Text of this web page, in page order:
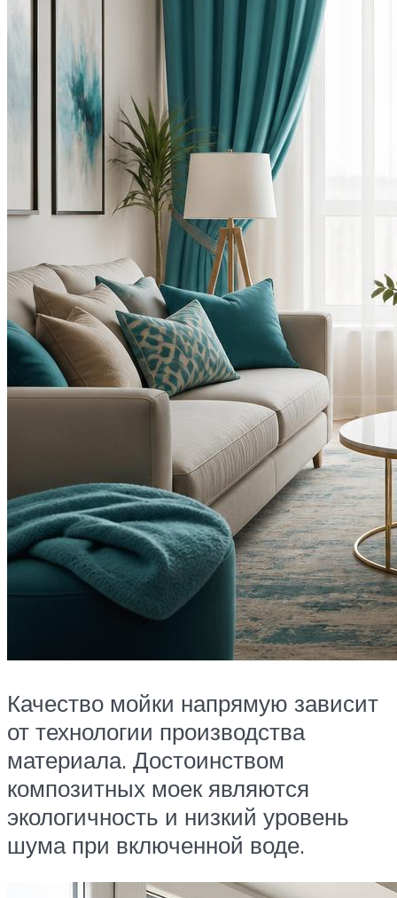
Качество мойки напрямую зависит
от технологии производства
материала. Достоинством
композитных моек являются
экологичность и низкий уровень
шума при включенной воде.